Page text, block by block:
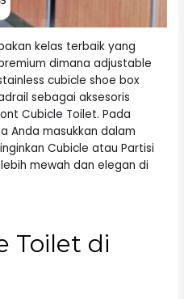
kelas terbaik yang
dimana adjustable
cubicle shoe box
sebagai aksesoris
Cubicle Toilet. Pada
Anda masukkan dalam
Cubicle atau Partisi
mewah dan elegan di
Toilet di